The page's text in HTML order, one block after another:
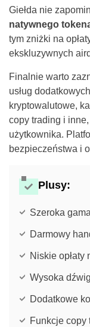
Giełda nie
natywnego
tym zniżki na
ekskluzywnych
Finalnie warto
usług
kryptowalutowe,
copy trading i
użytkownika.
bezpieczeństwa i
Plusy:
Szeroka
Darmowy
Niskie opłaty
Wysoka
Dodatkowe
Funkcje copy